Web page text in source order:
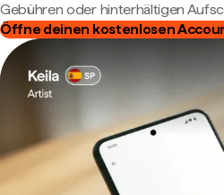
Gebühren oder hinterhältigen
Öffne deinen kostenlosen